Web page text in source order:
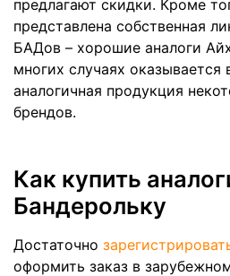
предлагают скидки. Кроме
представлена собственная
БАДов – хорошие аналоги
многих случаях оказывается
аналогичная продукция
брендов.
Как купить
Бандерольку
Достаточно
оформить заказ в